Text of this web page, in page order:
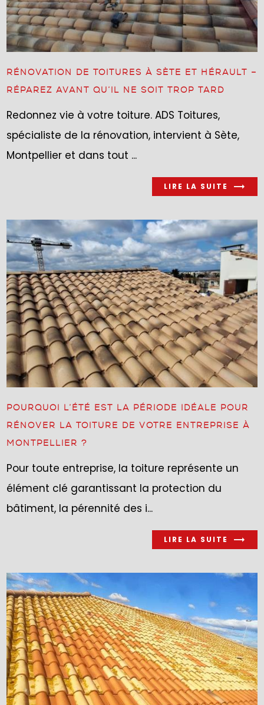
RÉNOVATION DE TOITURES À SÈTE ET HÉRAULT –
RÉPAREZ AVANT QU’IL NE SOIT TROP TARD
Redonnez vie à votre toiture. ADS Toitures,
spécialiste de la rénovation, intervient à Sète,
Montpellier et dans tout ...
LIRE LA SUITE
POURQUOI L’ÉTÉ EST LA PÉRIODE IDÉALE POUR
RÉNOVER LA TOITURE DE VOTRE ENTREPRISE À
MONTPELLIER ?
Pour toute entreprise, la toiture représente un
élément clé garantissant la protection du
bâtiment, la pérennité des i...
LIRE LA SUITE